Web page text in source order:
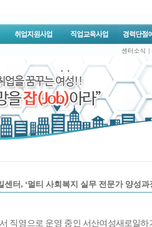
센터소식
센터, ‘멀티 사회복지 실무 전문가 양성과
직영으로 운영 중인 서산여성새로일